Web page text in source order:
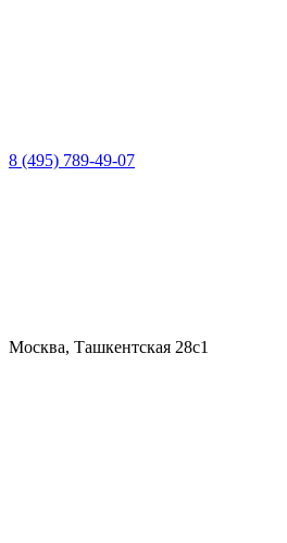
8 (495) 789-49-07
Москва, Ташкентская 28с1